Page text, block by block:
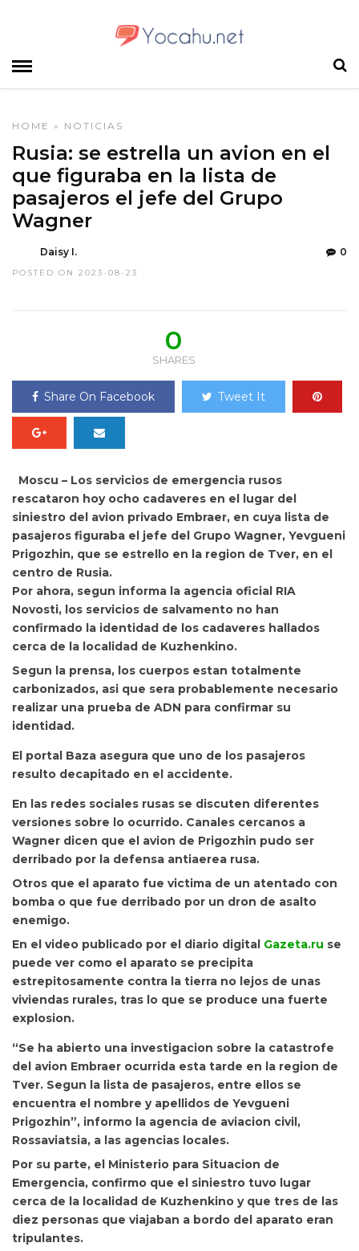
HOME » NOTICIAS
Rusia: se estrella un avion en el
que figuraba en la lista de
pasajeros el jefe del Grupo
Wagner
Daisy I.
POSTED ON 2023-08-23
0
0
SHARES
Share On Facebook Tweet It
Moscu – Los servicios de emergencia rusos
rescataron hoy ocho cadaveres en el lugar del
siniestro del avion privado Embraer, en cuya lista de
pasajeros figuraba el jefe del Grupo Wagner, Yevgueni
Prigozhin, que se estrello en la region de Tver, en el
centro de Rusia.
Por ahora, segun informa la agencia oficial RIA
Novosti, los servicios de salvamento no han
confirmado la identidad de los cadaveres hallados
cerca de la localidad de Kuzhenkino.
Segun la prensa, los cuerpos estan totalmente
carbonizados, asi que sera probablemente necesario
realizar una prueba de ADN para confirmar su
identidad.
El portal Baza asegura que uno de los pasajeros
resulto decapitado en el accidente.
En las redes sociales rusas se discuten diferentes
versiones sobre lo ocurrido. Canales cercanos a
Wagner dicen que el avion de Prigozhin pudo ser
derribado por la defensa antiaerea rusa.
Otros que el aparato fue victima de un atentado con
bomba o que fue derribado por un dron de asalto
enemigo.
En el video publicado por el diario digital Gazeta.ru se
puede ver como el aparato se precipita
estrepitosamente contra la tierra no lejos de unas
viviendas rurales, tras lo que se produce una fuerte
explosion.
“Se ha abierto una investigacion sobre la catastrofe
del avion Embraer ocurrida esta tarde en la region de
Tver. Segun la lista de pasajeros, entre ellos se
encuentra el nombre y apellidos de Yevgueni
Prigozhin”, informo la agencia de aviacion civil,
Rossaviatsia, a las agencias locales.
Por su parte, el Ministerio para Situacion de
Emergencia, confirmo que el siniestro tuvo lugar
cerca de la localidad de Kuzhenkino y que tres de las
diez personas que viajaban a bordo del aparato eran
tripulantes.